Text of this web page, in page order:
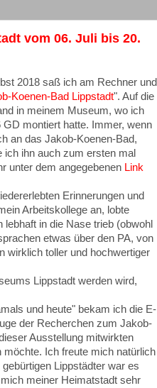
vom 06. Juli bis 20.
2018 saß ich am Rechner und
Koenen-Bad Lippstadt". Auf die
in meinem Museum, wo ich
montiert hatte. Immer, wenn
an das Jakob-Koenen-Bad,
ich ihn auch zum ersten mal
unter dem angegebenen Link
Erinnerungen und
Arbeitskollege an, lobte
in die Nase trieb (obwohl
etwas über den PA, von
wirklich toller und hochwertiger
Lippstadt werden wird,
und heute" bekam ich die E-
der Recherchen zum Jakob-
Ausstellung mitwirkten
möchte. Ich freute mich natürlich
Lippstädter war es
meiner Heimatstadt sehr